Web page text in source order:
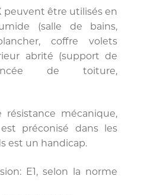
peuvent être utilisés en
(salle de bains,
coffre volets
abrité (support de
de toiture,
mécanique,
préconisé dans les
est un handicap.
E1, selon la norme